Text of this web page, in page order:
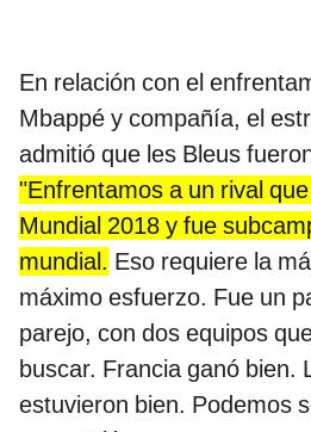
En relación con el
Mbappé y compañía, el
admitió que les Bleus
"Enfrentamos a un rival
Mundial 2018 y fue
mundial. Eso requiere la
máximo esfuerzo. Fue un
parejo, con dos equipos
buscar. Francia ganó bien.
estuvieron bien. Podemos